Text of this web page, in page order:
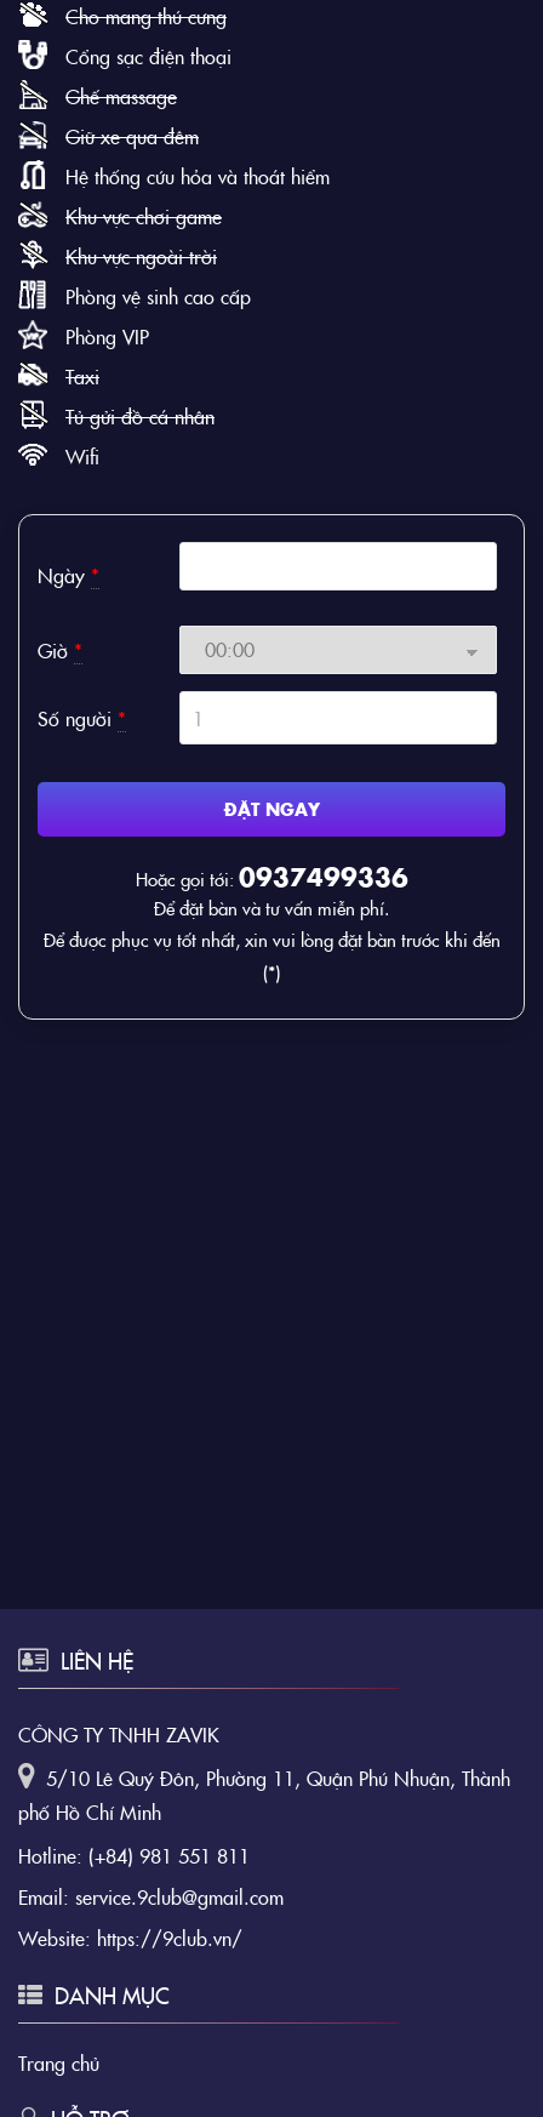
Cho mang thú cưng
Cổng sạc điện thoại
Ghế massage
Giữ xe qua đêm
Hệ thống cứu hỏa và thoát hiểm
Khu vực chơi game
Khu vực ngoài trời
Phòng vệ sinh cao cấp
Phòng VIP
Taxi
Tủ gửi đồ cá nhân
Wifi
Ngày *
Giờ *
Số người *
ĐẶT NGAY
Hoặc gọi tới: 0937499336
Để đặt bàn và tư vấn miễn phí.
Để được phục vụ tốt nhất, xin vui lòng đặt bàn trước khi đến
(*)
LIÊN HỆ
CÔNG TY TNHH ZAVIK
5/10 Lê Quý Đôn, Phường 11, Quận Phú Nhuận, Thành
phố Hồ Chí Minh
Hotline: (+84) 981 551 811
Email: service.9club@gmail.com
Website: https://9club.vn/
DANH MỤC
Trang chủ